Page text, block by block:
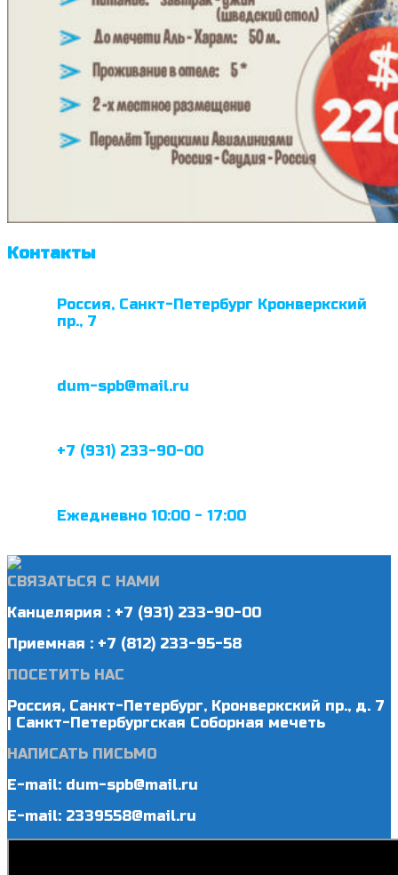
Контакты
Россия, Санкт-Петербург Кронверкский
пр., 7
dum-spb@mail.ru
+7 (931) 233-90-00
Ежедневно 10:00 - 17:00
СВЯЗАТЬСЯ С НАМИ
Канцелярия : +7 (931) 233-90-00
Приемная : +7 (812) 233-95-58
ПОСЕТИТЬ НАС
Россия, Санкт-Петербург, Кронверкский пр., д. 7
| Санкт-Петербургская Соборная мечеть
НАПИСАТЬ ПИСЬМО
E-mail: dum-spb@mail.ru
E-mail: 2339558@mail.ru